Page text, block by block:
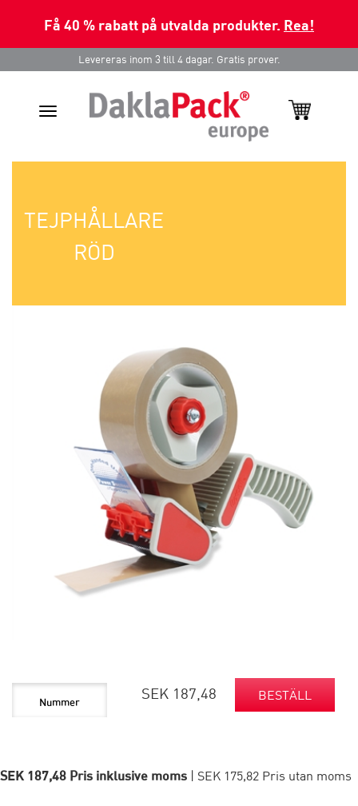
Få 40 % rabatt på utvalda produkter. Rea!
Levereras inom 3 till 4 dagar. Gratis prover.
Toggle
TEJPHÅLLARE
RÖD
SEK 187,48 BESTÄLL
SEK 187,48 Pris inklusive moms | SEK 175,82 Pris utan moms